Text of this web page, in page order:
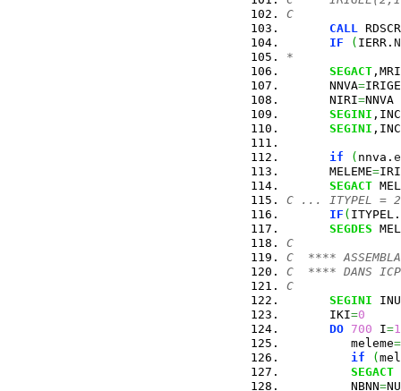
C
CALL
IF
( IERR.
*
SEGACT
      NNVA
=
      NIRI
=NNVA
SEGINI
SEGINI
if ( nnva.
      MELEME
=
SEGACT
C ... ITYPEL =
IF ( ITYPEL.
SEGDES
C
C  ****
C  **** DANS
C
SEGINI
      IKI
=0
DO 700 I=1
         meleme
=
if
(
SEGACT
         NBNN
=